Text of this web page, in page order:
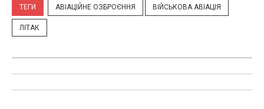
ТЕГИ АВІАЦІЙНЕ ОЗБРОЄННЯ ВІЙСЬКОВА АВІАЦІЯ
ЛІТАК